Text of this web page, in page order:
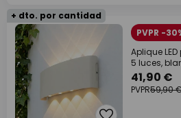
+ dto. por cantidad
PVPR -
Aplique
5 luces,
41,90 €
PVPR59,90